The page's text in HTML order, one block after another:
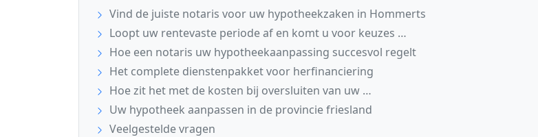
Vind de juiste notaris voor uw hypotheekzaken in Hommerts
Loopt uw rentevaste periode af en komt u voor keuzes …
Hoe een notaris uw hypotheekaanpassing succesvol regelt
Het complete dienstenpakket voor herfinanciering
Hoe zit het met de kosten bij oversluiten van uw …
Uw hypotheek aanpassen in de provincie friesland
Veelgestelde vragen